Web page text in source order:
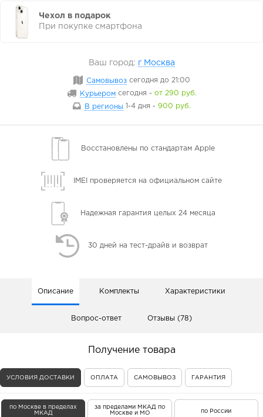
Чехол в подарок
При покупке смартфона
Ваш город: г Москва
Самовывоз сегодня до 21:00
Курьером сегодня - от 290 руб.
В регионы
1-4 дня - 900 руб.
Восстановлены по стандартам Apple
IMEI проверяется на официальном сайте
Надежная гарантия целых 24 месяца
30 дней на тест-драйв и возврат
Описание Комплекты Характеристики
Вопрос-ответ Отзывы (78)
Получение товара
УСЛОВИЯ ДОСТАВКИ ОПЛАТА САМОВЫВОЗ ГАРАНТИЯ
по Москве в пределах
МКАД
за пределами МКАД по
Москве и МО
по России